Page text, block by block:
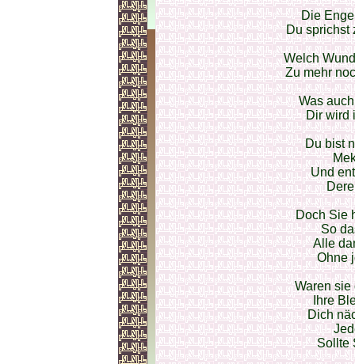
Die
Du sprichst
Welch
Zu mehr
Was
Dir wird
Du bist
Und
Doch Sie
So
Alle
Ohne
Waren sie
Ihre
Dich
Sollte